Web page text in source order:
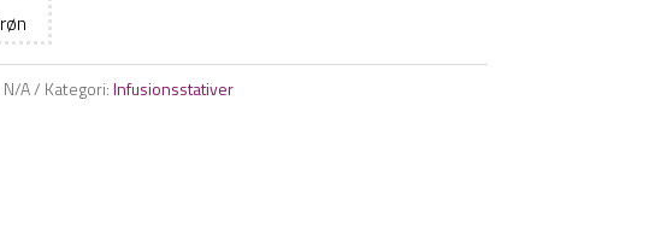
N/A Kategori:Infusionsstativer